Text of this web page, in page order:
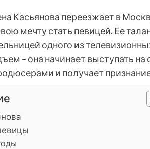
Касьянова переезжает в
мечту стать певицей. Ее
одного из
– она начинает выступать
и получает